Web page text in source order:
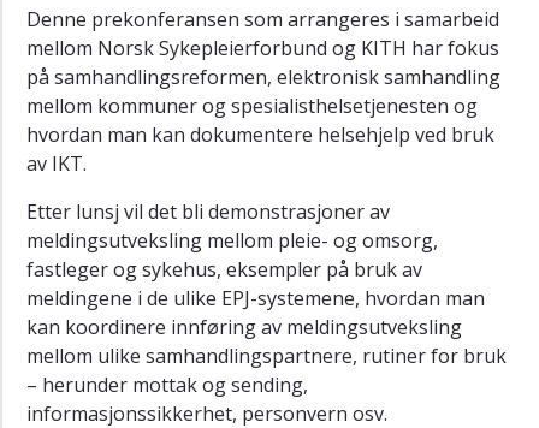
2009
HelsIT
2008
(Arkiv)
HelsIT
2007
(Arkiv)
HelsIT
2006
(Arkiv)
HelsIT
2005
(Arkiv)
Denne prekonferansen som arrangeres i samarbeid
mellom Norsk Sykepleierforbund og KITH har fokus
på samhandlingsreformen, elektronisk samhandling
mellom kommuner og spesialisthelsetjenesten og
hvordan man kan dokumentere helsehjelp ved bruk
av IKT.
Etter lunsj vil det bli demonstrasjoner av
meldingsutveksling mellom pleie- og omsorg,
fastleger og sykehus, eksempler på bruk av
meldingene i de ulike EPJ-systemene, hvordan man
kan koordinere innføring av meldingsutveksling
mellom ulike samhandlingspartnere, rutiner for bruk
– herunder mottak og sending,
informasjonssikkerhet, personvern osv.